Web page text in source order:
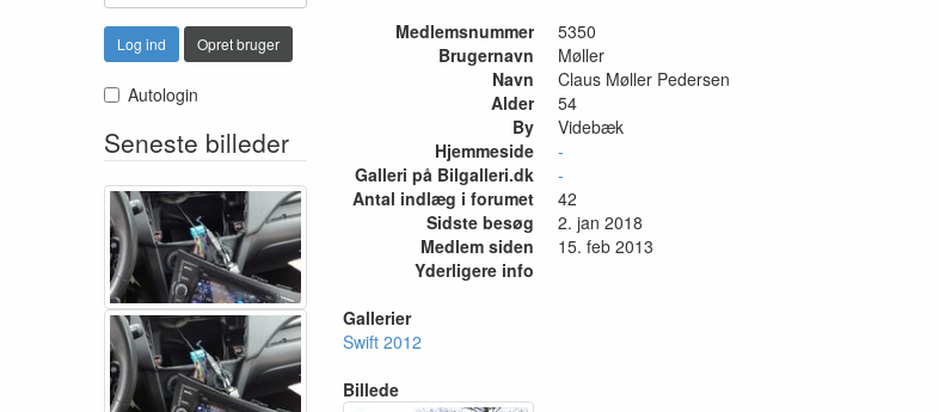
Medlemsnummer
5350
Brugernavn
Møller
Navn
Claus Møller Pedersen
Alder
54
By
Videbæk
Hjemmeside
-
Galleri på Bilgalleri.dk
-
Antal indlæg i forumet
42
Sidste besøg
2. jan 2018
Medlem siden
15. feb 2013
Yderligere info
Gallerier
Swift 2012
Billede
Log ind Opret bruger
Autologin
Seneste billeder